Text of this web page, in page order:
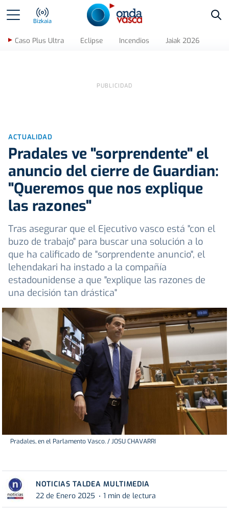
Bizkaia
Caso Plus Ultra Eclipse Incendios Jaiak 2026
ACTUALIDAD
Pradales ve "sorprendente" el
anuncio del cierre de Guardian:
"Queremos que nos explique
las razones"
Tras asegurar que el Ejecutivo vasco está "con el
buzo de trabajo" para buscar una solución a lo
que ha calificado de "sorprendente anuncio", el
lehendakari ha instado a la compañía
estadounidense a que "explique las razones de
una decisión tan drástica"
Pradales, en el Parlamento Vasco. / JOSU CHAVARRI
NOTICIAS TALDEA MULTIMEDIA
22 de Enero 2025
1 min de lectura